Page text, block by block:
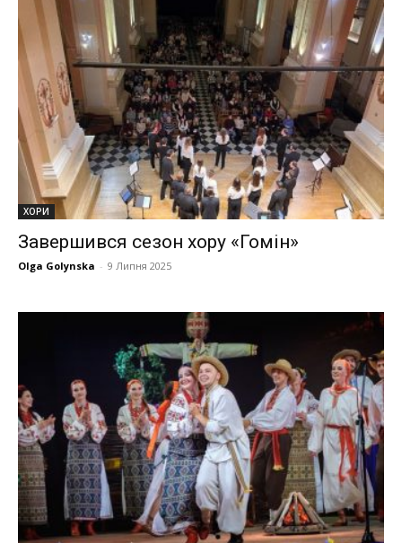
ХОРИ
Завершився сезон хору «Гомін»
Olga Golynska - 9 Липня 2025